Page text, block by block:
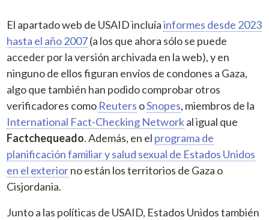
El apartado web de USAID incluíainformes desde 2023
hasta el año 2007(a los que ahora sólo se puede
acceder por la versión archivada en la web), y en
ninguno de ellos figuran envíos de condones a Gaza,
algo que también han podido comprobar otros
verificadores como Reuters oSnopes, miembros de la
International Fact-Checking Networkal igual que
Factchequeado. Además, en el programa de
planificación familiar y salud sexual de Estados Unidos
en el exteriorno están los territorios de Gaza o
Cisjordania.
Junto a las políticas de USAID, Estados Unidos también